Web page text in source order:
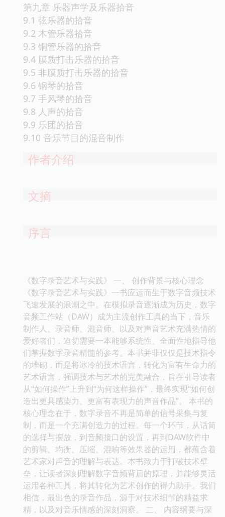
第九章 乐器声学及乐器拾音
9.1 弦乐器的拾音
9.2 木管乐器拾音
9.3 铜管乐器的拾音
9.4 膜质打击乐器的拾音
9.5 非膜质打击乐器的拾音
9.6 钢琴的拾音
9.7 手风琴的拾音
9.8 人声的拾音
9.9 乐团的拾音
9.10 音乐节目的混音制作
作者介绍
文摘
序言
《数字录音艺术与实践》 一、 创作背景与核心理念
《数字录音艺术与实践》一书应运而生于数字音频技术
飞速发展的浪潮之中。在模拟录音逐渐成为历史，数字
音频工作站（DAW）成为主流创作工具的当下，音乐
制作人、录音师、混音师、以及对声音艺术充满热情的
爱好者们，迫切需要一本能够系统性、全面性地指导他
们掌握数字录音精髓的参考。本书并非仅仅是技术指令
的堆砌，而是将冰冷的技术语言，转化为富有生命力的
艺术语言，强调技术与艺术的完美融合，旨在引导读者
从“如何操作”上升到“为何这样操作”，最终实现“如何创
造出更具感染力、更富有表现力的声音作品”。 本书的
核心理念在于，数字录音不再是简单的信号采集与复
制，而是一个充满创造力的过程。每一个环节，从话筒
的选择与摆放，到音频接口的设置，再到DAW软件中
的剪辑、均衡、压缩、混响等效果器的运用，都蕴含着
艺术家对声音的理解与表达。本书致力于打破技术壁
垒，让读者深刻理解数字音频背后的原理，并能够灵活
运用各种工具，将其转化为艺术创作的得力助手。我们
相信，最出色的录音作品，源于对技术细节的精益求
精，以及对音乐情感的深刻洞察。 二、 内容纲要与深